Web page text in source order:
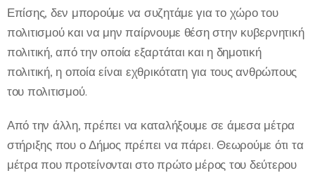
Επίσης, δεν μπορούμε να συζητάμε για το χώρο του
πολιτισμού και να μην παίρνουμε θέση στην κυβερνητική
πολιτική, από την οποία εξαρτάται και η δημοτική
πολιτική, η οποία είναι εχθρικότατη για τους ανθρώπους
του πολιτισμού.
Από την άλλη, πρέπει να καταλήξουμε σε άμεσα μέτρα
στήριξης που ο Δήμος πρέπει να πάρει. Θεωρούμε ότι τα
μέτρα που προτείνονται στο πρώτο μέρος του δεύτερου